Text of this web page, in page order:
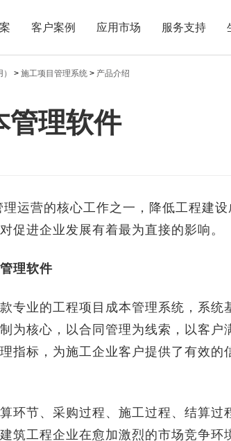
客户案例 应用市场 服务支持
> 施工项目管理系统 > 产品介绍
管理软件
营的核心工作之一，降低工程建设
促进企业发展有着最为直接的影响。
理软件
业的工程项目成本管理系统，系统
为核心，以合同管理为线索，以客户
指标，为施工企业客户提供了有效的
节、采购过程、施工过程、结算过
筑工程企业在愈加激烈的市场竞争环